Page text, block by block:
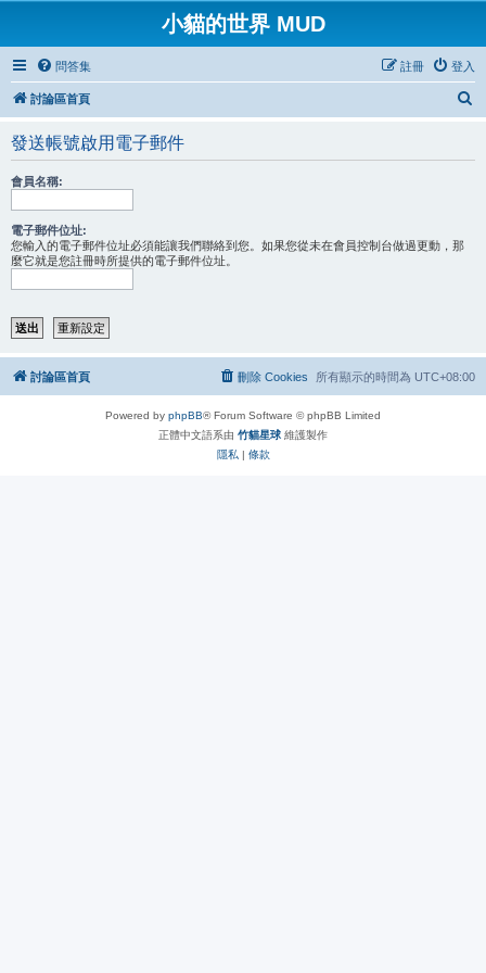
小貓的世界 MUD
問答集 登入
註冊
討論區首頁
發送帳號啟用電子郵件
會員名稱:
電子郵件位址:
您輸入的電子郵件位址必須能讓我們聯絡到您。如果您從未在會員控制台做過更動，那
麼它就是您註冊時所提供的電子郵件位址。
討論區首頁 所有顯示的時間為 UTC+08:00
刪除 Cookies
Powered by phpBB® Forum Software © phpBB Limited
正體中文語系由 竹貓星球 維護製作
隱私 | 條款